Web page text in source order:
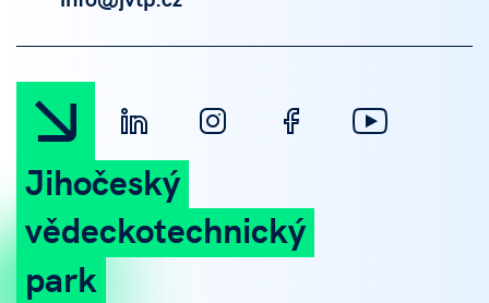
Jihočeský
vědeckotechnický
park